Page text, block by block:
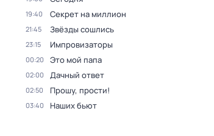
19:40 Секрет на миллион
21:45 Звёзды сошлись
23:15 Импровизаторы
00:20 Это мой папа
02:00 Дачный ответ
02:50 Прошу, прости!
03:40 Наших бьют